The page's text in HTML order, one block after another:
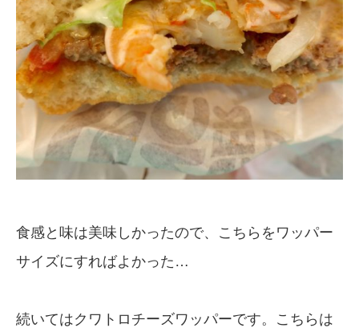
食感と味は美味しかったので、こちらをワッパー
サイズにすればよかった…
続いてはクワトロチーズワッパーです。こちらは